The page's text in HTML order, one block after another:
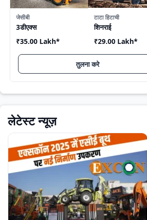
जेसीबी
3डीएक्स
₹35.00 Lakh*
टाटा हिटाची
शिनराई
₹29.00 Lakh*
तुलना करे
लेटेस्ट न्यूज़